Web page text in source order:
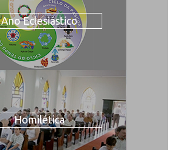
Ano Eclesiástico
Homilética